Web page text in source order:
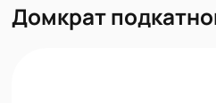
Домкрат